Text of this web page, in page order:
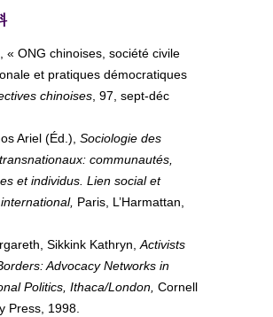
« ONG chinoises, société civile
et pratiques démocratiques
chinoises , 97, sept-déc
Ariel (Éd.), Sociologie des
communautés,
et individus. Lien social et
Paris, L’Harmattan,
Sikkink Kathryn, Activists
Advocacy Networks in
Politics, Ithaca/London, Cornell
Press, 1998.